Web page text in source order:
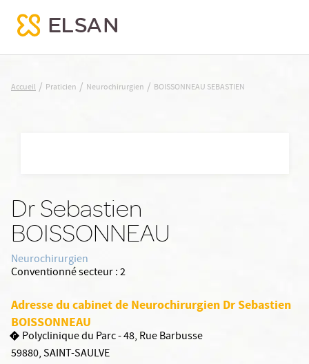
BOISSONNEAU SEBASTIEN
Accueil / Praticien / Neurochirurgien / BOISSONNEAU SEBASTIEN
Dr Sebastien
BOISSONNEAU
Neurochirurgien
Conventionné secteur :2
Adresse du cabinet de Neurochirurgien Dr Sebastien
BOISSONNEAU
Polyclinique du Parc - 48, Rue Barbusse
59880,SAINT-SAULVE